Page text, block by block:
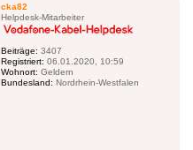
cka82
Helpdesk-Mitarbeiter
Beiträge: 3407
Registriert: 06.01.2020, 10:59
Wohnort: Geldern
Bundesland: Nordrhein-Westfalen